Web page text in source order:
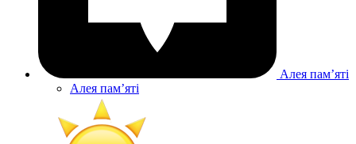
Алея памʼяті
Алея памʼяті